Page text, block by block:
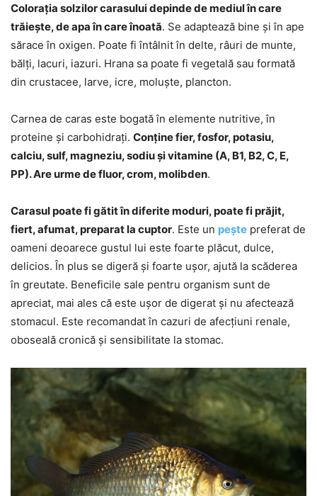
Colorația solzilor carasului depinde de mediul în care
trăiește, de apa în care înoată. Se adaptează bine și în ape
sărace în oxigen. Poate fi întâlnit în delte, râuri de munte,
bălți, lacuri, iazuri. Hrana sa poate fi vegetală sau formată
din crustacee, larve, icre, moluște, plancton.
Carnea de caras este bogată în elemente nutritive, în
proteine și carbohidrați. Conține fier, fosfor, potasiu,
calciu, sulf, magneziu, sodiu și vitamine (A, B1, B2, C, E,
PP). Are urme de fluor, crom, molibden.
Carasul poate fi gătit în diferite moduri, poate fi prăjit,
fiert, afumat, preparat la cuptor. Este un pește preferat de
oameni deoarece gustul lui este foarte plăcut, dulce,
delicios. În plus se digeră și foarte ușor, ajută la scăderea
în greutate. Beneficile sale pentru organism sunt de
apreciat, mai ales că este ușor de digerat și nu afectează
stomacul. Este recomandat în cazuri de afecțiuni renale,
oboseală cronică și sensibilitate la stomac.